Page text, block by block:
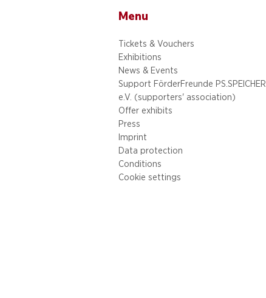
Menu
Tickets & Vouchers
Exhibitions
News & Events
Support FörderFreunde PS.SPEICHER
e.V. (supporters' association)
Offer exhibits
Press
Imprint
Data protection
Conditions
Cookie settings